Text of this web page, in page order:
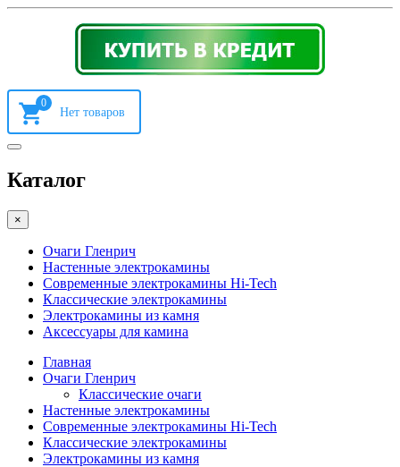
0
Каталог
×
Очаги Гленрич
Настенные электрокамины
Современные электрокамины Hi-Tech
Классические электрокамины
Электрокамины из камня
Аксессуары для камина
Главная
Очаги Гленрич
Классические очаги
Настенные электрокамины
Современные электрокамины Hi-Tech
Классические электрокамины
Электрокамины из камня